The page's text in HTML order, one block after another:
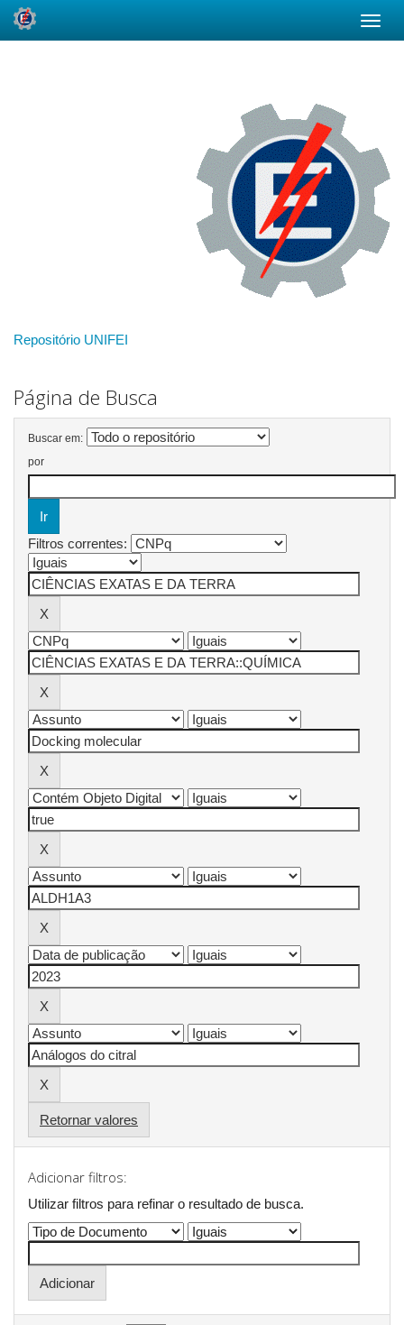
Repositório UNIFEI
Página de Busca
Buscar em:
por
Filtros correntes:
Retornar valores
Adicionar filtros:
Utilizar filtros para refinar o resultado de busca.